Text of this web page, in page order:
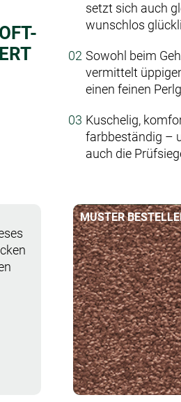
setzt sich auch
wunschlos
Sowohl beim
vermittelt
einen feinen
Kuschelig,
farbbeständig –
auch die
MUSTER
Muster